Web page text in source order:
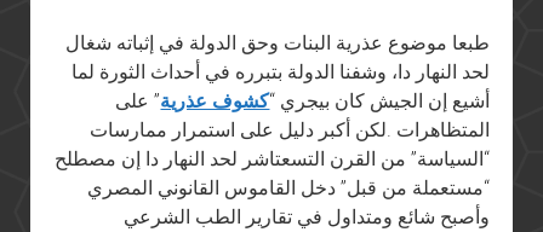
طبعا موضوع عذرية البنات وحق الدولة في إثباته شغال
لحد النهار دا، وشفنا الدولة بتبرره في أحداث الثورة لما
أشيع إن الجيش كان بيجري “كشوف عذرية” على
المتظاهرات .لكن أكبر دليل على استمرار ممارسات
“السياسة” من القرن التسعتاشر لحد النهار دا إن مصطلح
“مستعملة من قبل” دخل القاموس القانوني المصري
وأصبح شائع ومتداول في تقارير الطب الشرعي